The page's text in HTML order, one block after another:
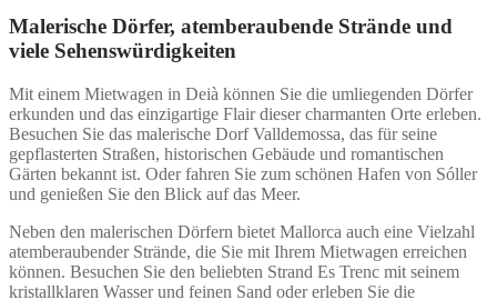
Malerische Dörfer, atemberaubende Strände und
viele Sehenswürdigkeiten
Mit einem Mietwagen in Deià können Sie die umliegenden Dörfer
erkunden und das einzigartige Flair dieser charmanten Orte erleben.
Besuchen Sie das malerische Dorf Valldemossa, das für seine
gepflasterten Straßen, historischen Gebäude und romantischen
Gärten bekannt ist. Oder fahren Sie zum schönen Hafen von Sóller
und genießen Sie den Blick auf das Meer.
Neben den malerischen Dörfern bietet Mallorca auch eine Vielzahl
atemberaubender Strände, die Sie mit Ihrem Mietwagen erreichen
können. Besuchen Sie den beliebten Strand Es Trenc mit seinem
kristallklaren Wasser und feinen Sand oder erleben Sie die